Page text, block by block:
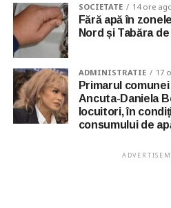
SOCIETATE 14 ore
Fără apă în
Nord și Tabăra
ADMINISTRATIE 17
Primarul
Ancuta-Daniela
locuitori, în
consumului de